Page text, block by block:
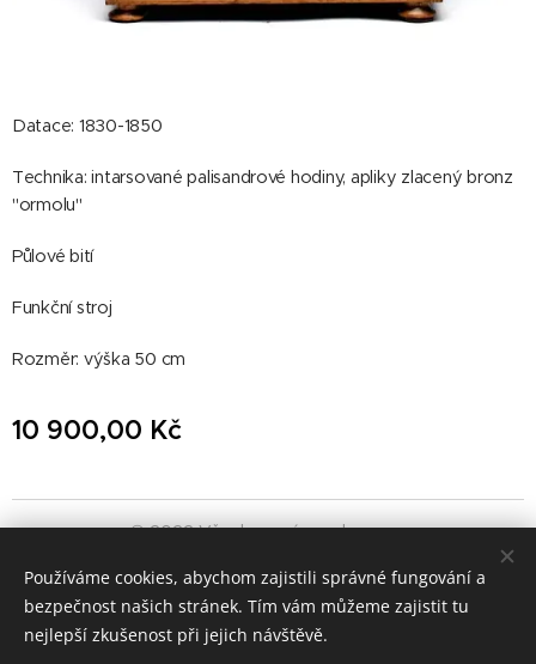
Datace: 1830-1850
Technika: intarsované palisandrové hodiny, apliky zlacený bronz
"ormolu"
Půlové bití
Funkční stroj
Rozměr: výška 50 cm
10 900,00 Kč
© 2022 Všechna práva vyhrazena
GALERIEVINOHRADSKA.CZ
Cookies
Používáme cookies, abychom zajistili správné fungování a
bezpečnost našich stránek. Tím vám můžeme zajistit tu
nejlepší zkušenost při jejich návštěvě.